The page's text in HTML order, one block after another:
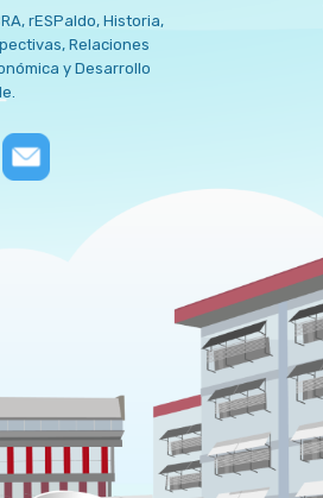
, rESPaldo, Historia,
, Relaciones
y Desarrollo
.